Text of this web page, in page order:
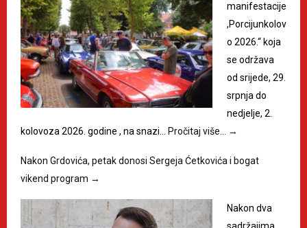
manifestacije
,Porcijunkolov
o 2026.“ koja
se održava
od srijede, 29.
srpnja do
nedjelje, 2.
kolovoza 2026. godine , na snazi…
Pročitaj više… →
Nakon Grdovića, petak donosi Sergeja Ćetkovića i bogat
vikend program →
Nakon dva